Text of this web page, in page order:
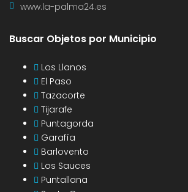
www.la-palma24.es
Buscar Objetos por Municipio
Los Llanos
El Paso
Tazacorte
Tijarafe
Puntagorda
Garafía
Barlovento
Los Sauces
Puntallana